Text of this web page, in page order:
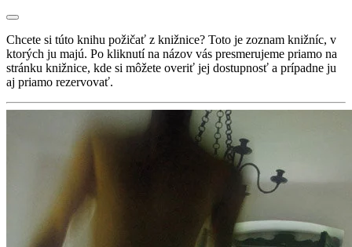
Chcete si túto knihu požičať z knižnice? Toto je zoznam knižníc, v
ktorých ju majú. Po kliknutí na názov vás presmerujeme priamo na
stránku knižnice, kde si môžete overiť jej dostupnosť a prípadne ju
aj priamo rezervovať.